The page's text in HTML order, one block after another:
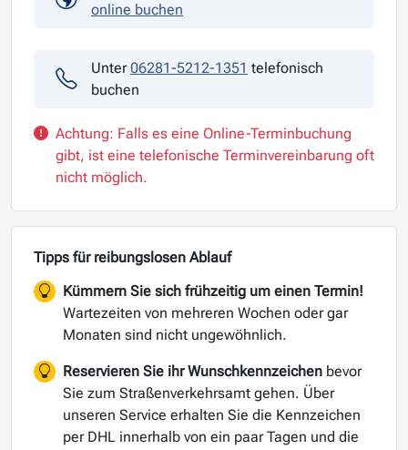
online buchen
Unter06281-5212-1351 telefonisch
buchen
Achtung: Falls es eine Online-Terminbuchung
gibt, ist eine telefonische Terminvereinbarung oft
nicht möglich.
Tipps für reibungslosen Ablauf
Kümmern Sie sich frühzeitig um einen Termin!
Wartezeiten von mehreren Wochen oder gar
Monaten sind nicht ungewöhnlich.
Reservieren Sie ihr Wunschkennzeichen bevor
Sie zum Straßenverkehrsamt gehen. Über
unseren Service erhalten Sie die Kennzeichen
per DHL innerhalb von ein paar Tagen und die